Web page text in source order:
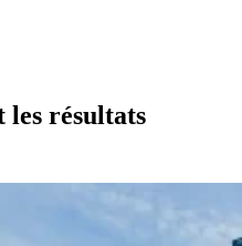
les résultats